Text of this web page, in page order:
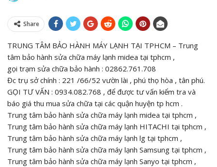
Share
TRUNG TÂM BẢO HÀNH MÁY LẠNH TẠI TPHCM – Trung
tâm bảo hành sửa chữa máy lạnh midea tại tphcm ,
gọi trạm sửa chữa bảo hành : 02862.761.708
Đc trụ sở chính : 221 /66/52 vườn lài , phú thọ hòa , tân phú.
GỌI TƯ VẤN : 0934.082.768 , để được tư vấn kiểm tra và
báo giá thu mua sửa chữa tại các quận huyện tp hcm .
Trung tâm bảo hành sửa chữa máy lạnh midea tại tphcm ,
Trung tâm bảo hành sửa chữa máy lạnh HITACHI tại tphcm ,
Trung tâm bảo hành sửa chữa máy lạnh lg tại tphcm ,
Trung tâm bảo hành sửa chữa máy lạnh Samsung tại tphcm ,
Trung tâm bảo hành sửa chữa máy lạnh Sanyo tại tphcm ,